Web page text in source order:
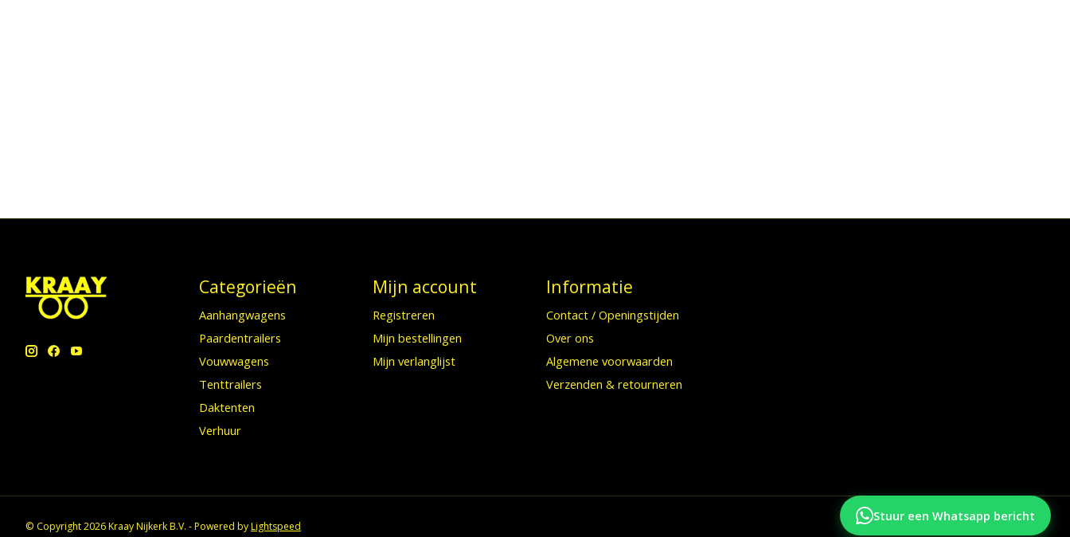
Categorieën
Aanhangwagens
Paardentrailers
Vouwwagens
Tenttrailers
Daktenten
Verhuur
Mijn account
Registreren
Mijn bestellingen
Mijn verlanglijst
Informatie
Contact / Openingstijden
Over ons
Algemene voorwaarden
Verzenden & retourneren
© Copyright 2026 Kraay Nijkerk B.V. - Powered byLightspeed
Stuur een Whatsapp bericht